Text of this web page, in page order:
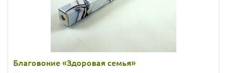
Благовоние «Здоровая семья»